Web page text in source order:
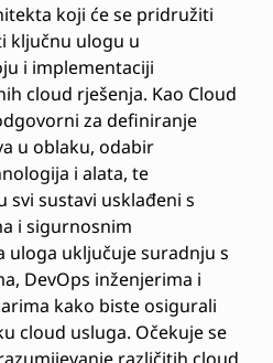
koji će se pridružiti
ključnu ulogu u
i implementaciji
cloud rješenja. Kao Cloud
za definiranje
u oblaku, odabir
i alata, te
svi sustavi usklađeni s
i sigurnosnim
uloga uključuje suradnju s
DevOps inženjerima i
kako biste osigurali
cloud usluga. Očekuje se